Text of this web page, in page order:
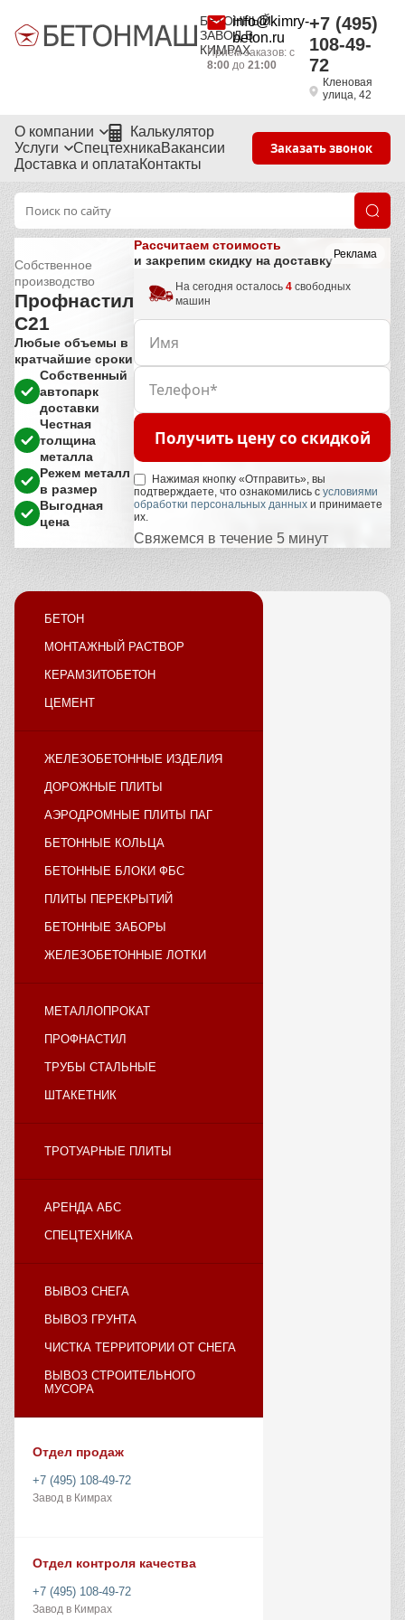
БЕТОННЫЙ
ЗАВОД В
КИМРАХ
info@kimry-
beton.ru
Приём заказов: с
8:00до 21:00
+7 (495)
108-49-
72
Кленовая
улица, 42
О компании
Калькулятор
Услуги
СпецтехникаВакансии
Доставка и оплатаКонтакты
Заказать звонок
Реклама
Собственное
производство
Профнастил
С21
Любые объемы в
кратчайшие сроки
Собственный
автопарк
доставки
Честная
толщина
металла
Режем металл
в размер
Выгодная
цена
Рассчитаем стоимость
и закрепим скидку на доставку
На сегодня осталось 4 свободных
машин
Получить цену со скидкой
Нажимая кнопку «Отправить», вы
подтверждаете, что ознакомились с условиями
обработки персональных данных и принимаете
их.
Свяжемся в течение 5 минут
БЕТОН
МОНТАЖНЫЙ РАСТВОР
КЕРАМЗИТОБЕТОН
ЦЕМЕНТ
ЖЕЛЕЗОБЕТОННЫЕ ИЗДЕЛИЯ
ДОРОЖНЫЕ ПЛИТЫ
АЭРОДРОМНЫЕ ПЛИТЫ ПАГ
БЕТОННЫЕ КОЛЬЦА
БЕТОННЫЕ БЛОКИ ФБС
ПЛИТЫ ПЕРЕКРЫТИЙ
БЕТОННЫЕ ЗАБОРЫ
ЖЕЛЕЗОБЕТОННЫЕ ЛОТКИ
МЕТАЛЛОПРОКАТ
ПРОФНАСТИЛ
ТРУБЫ СТАЛЬНЫЕ
ШТАКЕТНИК
ТРОТУАРНЫЕ ПЛИТЫ
АРЕНДА АБС
СПЕЦТЕХНИКА
ВЫВОЗ СНЕГА
ВЫВОЗ ГРУНТА
ЧИСТКА ТЕРРИТОРИИ ОТ СНЕГА
ВЫВОЗ СТРОИТЕЛЬНОГО
МУСОРА
Отдел продаж
+7 (495) 108-49-72
Завод в Кимрах
Отдел контроля качества
+7 (495) 108-49-72
Завод в Кимрах